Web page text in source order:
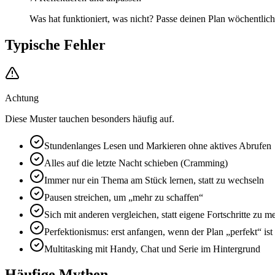
Was hat funktioniert, was nicht? Passe deinen Plan
Typische Fehler
Achtung
Diese Muster tauchen besonders häufig auf.
Stundenlanges Lesen und Markieren ohne aktives Abrufen
Alles auf die letzte Nacht schieben (Cramming)
Immer nur ein Thema am Stück lernen, statt zu wechseln
Pausen streichen, um „mehr zu schaffen“
Sich mit anderen vergleichen, statt eigene Fortschritte zu
Perfektionismus: erst anfangen, wenn der Plan „perfekt“ ist
Multitasking mit Handy, Chat und Serie im Hintergrund